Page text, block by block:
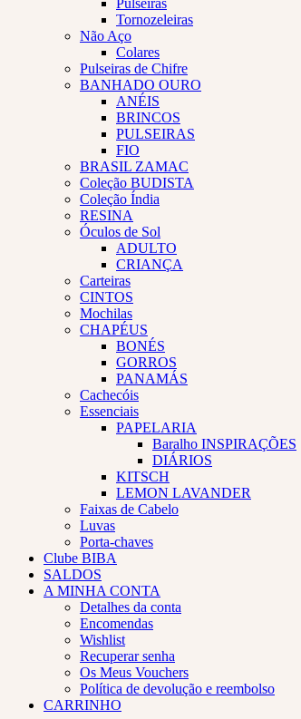
Tornozeleiras
Não Aço
Colares
Pulseiras de Chifre
BANHADO OURO
ANÉIS
BRINCOS
PULSEIRAS
FIO
BRASIL ZAMAC
Coleção BUDISTA
Coleção Índia
RESINA
Óculos de Sol
ADULTO
CRIANÇA
Carteiras
CINTOS
Mochilas
CHAPÉUS
BONÉS
GORROS
PANAMÁS
Cachecóis
Essenciais
PAPELARIA
Baralho INSPIRAÇÕES
DIÁRIOS
KITSCH
LEMON LAVANDER
Faixas de Cabelo
Luvas
Porta-chaves
Clube BIBA
SALDOS
A MINHA CONTA
Detalhes da conta
Encomendas
Wishlist
Recuperar senha
Os Meus Vouchers
Política de devolução e reembolso
CARRINHO